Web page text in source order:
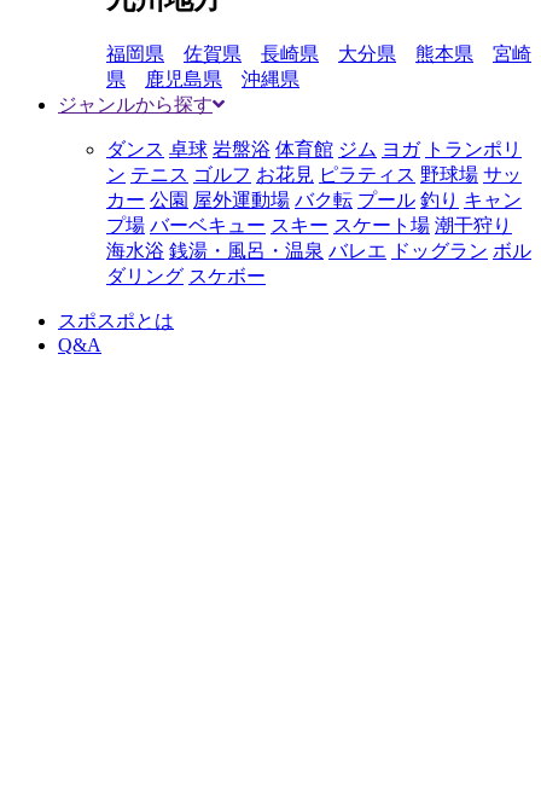
福岡県 佐賀県 長崎県 大分県 熊本県
宮崎
県
鹿児島県
沖縄県
ジャンルから探す
ダンス 卓球 岩盤浴 体育館 ジム ヨガ トランポリ
ン テニス ゴルフ お花見 ピラティス 野球場 サッ
カー 公園 屋外運動場 バク転 プール 釣り キャン
プ場 バーベキュー スキー スケート場 潮干狩り
海水浴 銭湯・風呂・温泉 バレエ ドッグラン ボル
ダリング スケボー
スポスポとは
Q&A